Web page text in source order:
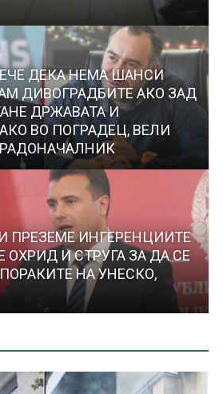
ДЕКА НЕМА ШАНСИ
ДИВОГРАДБИТЕ АКО ЗАД
ДРЖАВАТА И
ВО ПОГРАДЕЦ, ВЕЛИ
ПРЕЗЕМЕ ИНГЕРЕНЦИИТЕ
И СТРУГА ЗА ДА СЕ
НА УНЕСКО,